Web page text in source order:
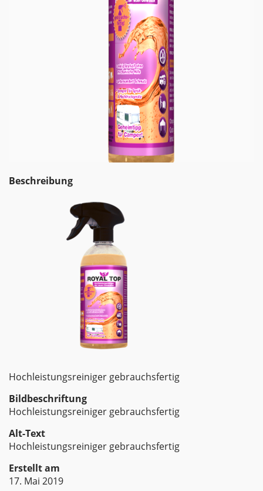
Beschreibung
Hochleistungsreiniger gebrauchsfertig
Bildbeschriftung
Hochleistungsreiniger gebrauchsfertig
Alt-Text
Hochleistungsreiniger gebrauchsfertig
Erstellt am
17. Mai 2019